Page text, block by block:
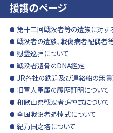
援護のページ
第十二回戦没者等の遺族に対す
戦没者の遺族、戦傷病者配偶者
慰霊巡拝について
戦没者遺骨のDNA鑑定
JR各社の鉄道及び連絡船の無賃
旧軍人軍属の履歴証明について
和歌山県戦没者追悼式について
全国戦没者追悼式について
紀乃国之塔について